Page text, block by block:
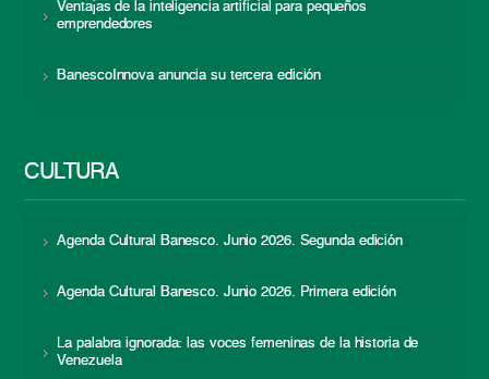
Ventajas de la inteligencia artificial para pequeños
emprendedores
BanescoInnova anuncia su tercera edición
CULTURA
Agenda Cultural Banesco. Junio 2026. Segunda edición
Agenda Cultural Banesco. Junio 2026. Primera edición
La palabra ignorada: las voces femeninas de la historia de
Venezuela